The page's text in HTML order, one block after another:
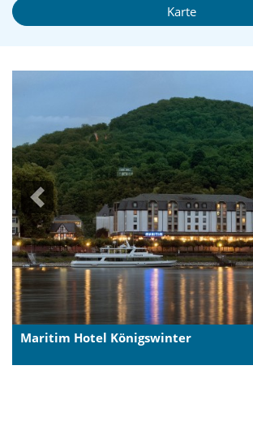
Karte
Previous
Maritim Hotel Königswinter